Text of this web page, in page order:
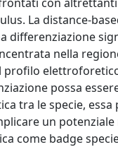
La distance-
differenziazione
nella
profilo
possa
tra le specie,
un
come badge